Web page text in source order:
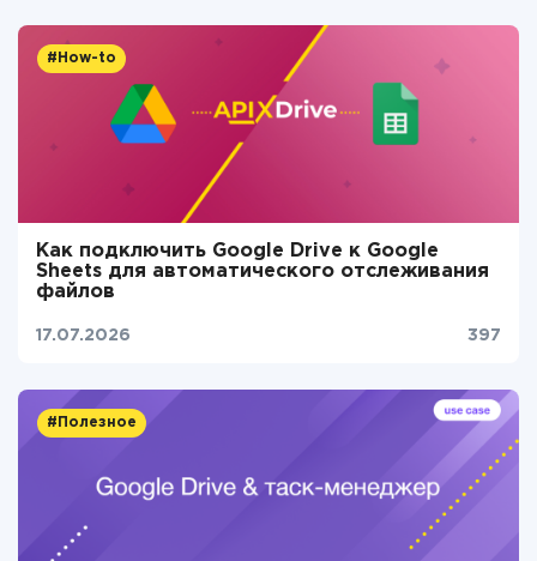
#How-to
Как подключить Google Drive к Google
Sheets для автоматического отслеживания
файлов
17.07.2026 397
#Полезное